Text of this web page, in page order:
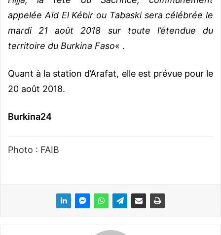
appelée Aïd El Kébir ou Tabaski sera célébrée le
mardi 21 août 2018 sur toute l’étendue du
territoire du Burkina Faso« .
Quant à la station d’Arafat, elle est prévue pour le
20 août 2018.
Burkina24
Photo : FAIB